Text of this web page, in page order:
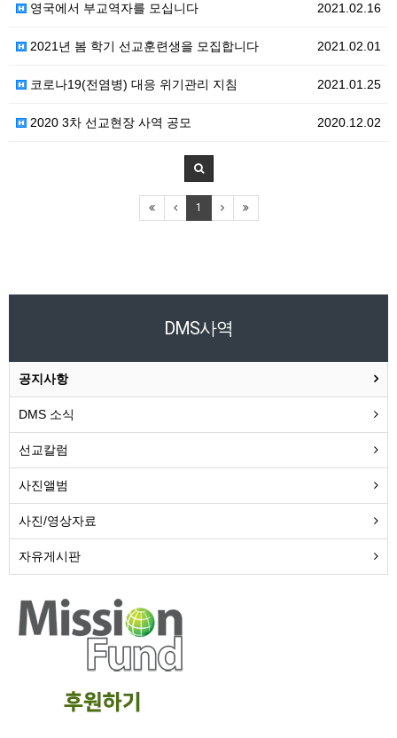
2021.02.16
영국에서 부교역자를 모십니다
2021.02.01
2021년 봄 학기 선교훈련생을 모집합니다
2021.01.25
코로나19(전염병) 대응 위기관리 지침
2020.12.02
2020 3차 선교현장 사역 공모
1
DMS사역
공지사항
DMS 소식
선교칼럼
사진앨범
사진/영상자료
자유게시판